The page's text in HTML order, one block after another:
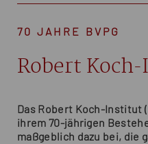
70 JAHRE BVPG
Robert
Das Robert Koch-Institut
ihrem 70-jährigen
maßgeblich dazu bei, die